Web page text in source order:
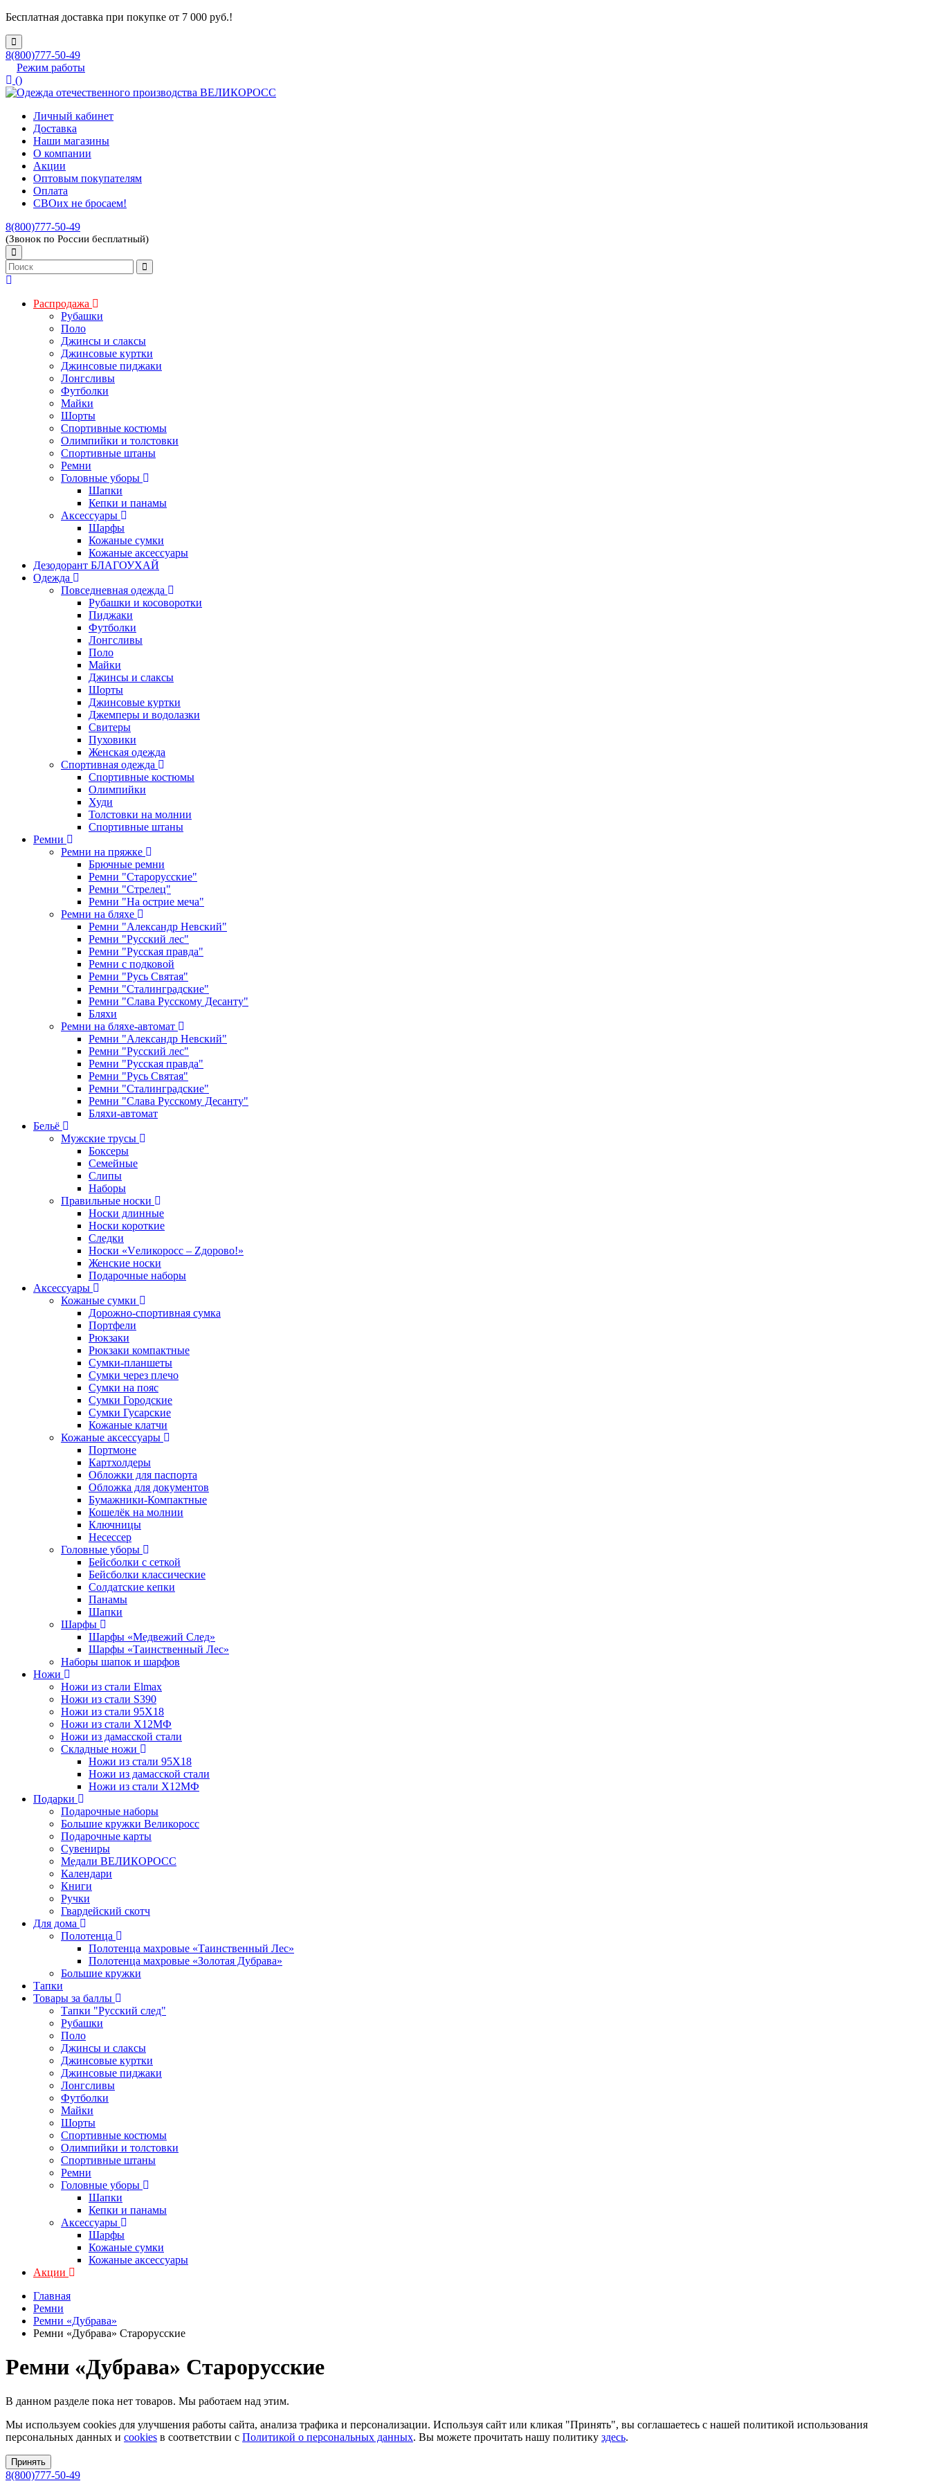
Бесплатная доставка при покупке от 7 000 руб.!
8(800)777-50-49
Режим работы
()
Личный кабинет
Доставка
Наши магазины
О компании
Акции
Оптовым покупателям
Оплата
СВОих не бросаем!
8(800)777-50-49
(Звонок по России бесплатный)
Распродажа
Рубашки
Поло
Джинсы и слаксы
Джинсовые куртки
Джинсовые пиджаки
Лонгсливы
Футболки
Майки
Шорты
Спортивные костюмы
Олимпийки и толстовки
Спортивные штаны
Ремни
Головные уборы
Шапки
Кепки и панамы
Аксессуары
Шарфы
Кожаные сумки
Кожаные аксессуары
Дезодорант БЛАГОУХАЙ
Одежда
Повседневная одежда
Рубашки и косоворотки
Пиджаки
Футболки
Лонгсливы
Поло
Майки
Джинсы и слаксы
Шорты
Джинсовые куртки
Джемперы и водолазки
Свитеры
Пуховики
Женская одежда
Спортивная одежда
Спортивные костюмы
Олимпийки
Худи
Толстовки на молнии
Спортивные штаны
Ремни
Ремни на пряжке
Брючные ремни
Ремни "Старорусские"
Ремни "Стрелец"
Ремни "На острие меча"
Ремни на бляхе
Ремни "Александр Невский"
Ремни "Русский лес"
Ремни "Русская правда"
Ремни с подковой
Ремни "Русь Святая"
Ремни "Сталинградские"
Ремни "Слава Русскому Десанту"
Бляхи
Ремни на бляхе-автомат
Ремни "Александр Невский"
Ремни "Русский лес"
Ремни "Русская правда"
Ремни "Русь Святая"
Ремни "Сталинградские"
Ремни "Слава Русскому Десанту"
Бляхи-автомат
Бельё
Мужские трусы
Боксеры
Семейные
Слипы
Наборы
Правильные носки
Носки длинные
Носки короткие
Следки
Носки «Vеликоросс – Zдорово!»
Женские носки
Подарочные наборы
Аксессуары
Кожаные сумки
Дорожно-спортивная сумка
Портфели
Рюкзаки
Рюкзаки компактные
Сумки-планшеты
Сумки через плечо
Сумки на пояс
Сумки Городские
Сумки Гусарские
Кожаные клатчи
Кожаные аксессуары
Портмоне
Картхолдеры
Обложки для паспорта
Обложка для документов
Бумажники-Компактные
Кошелёк на молнии
Ключницы
Несессер
Головные уборы
Бейсболки с сеткой
Бейсболки классические
Солдатские кепки
Панамы
Шапки
Шарфы
Шарфы «Медвежий След»
Шарфы «Таинственный Лес»
Наборы шапок и шарфов
Ножи
Ножи из стали Elmax
Ножи из стали S390
Ножи из стали 95X18
Ножи из стали Х12МФ
Ножи из дамасской стали
Складные ножи
Ножи из стали 95X18
Ножи из дамасской стали
Ножи из стали Х12МФ
Подарки
Подарочные наборы
Большие кружки Великоросс
Подарочные карты
Сувениры
Медали ВЕЛИКОРОСС
Календари
Книги
Ручки
Гвардейский скотч
Для дома
Полотенца
Полотенца махровые «Таинственный Лес»
Полотенца махровые «Золотая Дубрава»
Большие кружки
Тапки
Товары за баллы
Тапки "Русский след"
Рубашки
Поло
Джинсы и слаксы
Джинсовые куртки
Джинсовые пиджаки
Лонгсливы
Футболки
Майки
Шорты
Спортивные костюмы
Олимпийки и толстовки
Спортивные штаны
Ремни
Головные уборы
Шапки
Кепки и панамы
Аксессуары
Шарфы
Кожаные сумки
Кожаные аксессуары
Акции
Главная
Ремни
Ремни «Дубрава»
Ремни «Дубрава» Старорусские
Ремни «Дубрава» Старорусские
В данном разделе пока нет товаров. Мы работаем над этим.
Мы используем cookies для улучшения работы сайта, анализа трафика и персонализации. Используя сайт или кликая "Принять", вы соглашаетесь с нашей политикой использования
персональных данных и cookies в соответствии с Политикой о персональных данных. Вы можете прочитать нашу политику здесь.
Принять
8(800)777-50-49